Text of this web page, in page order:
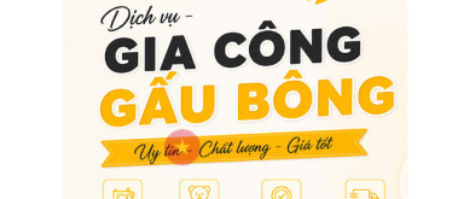
Yêu
Cầu
Nghiệp
Trực
Tiếp
Tại